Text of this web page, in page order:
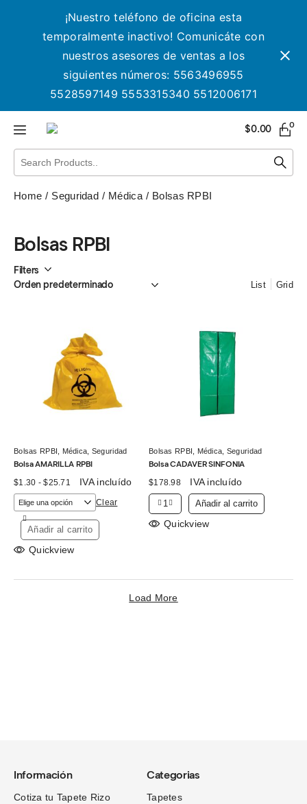
¡Nuestro teléfono de oficina esta
temporalmente inactivo! Comunicáte con
nuestros asesores de ventas a los
siguientes números: 5563496955
5528597149 5553315340 5512006171
$0.00 0
Home Seguridad Médica Bolsas RPBI
Bolsas RPBI
Filters
List Grid
Bolsas RPBI Médica Seguridad
Bolsa AMARILLA RPBI
$1.30 - $25.71 Rango
precios:
desde
$1.30
hasta
$25.71
IVA incluído
Clear
Añadir al carrito
Quickview
Bolsas RPBI Médica Seguridad
Bolsa CADAVER SINFONIA
$178.98 IVA incluído
Añadir al carrito
Quickview
Load More
Información
Cotiza tu Tapete Rizo
Categorias
Tapetes